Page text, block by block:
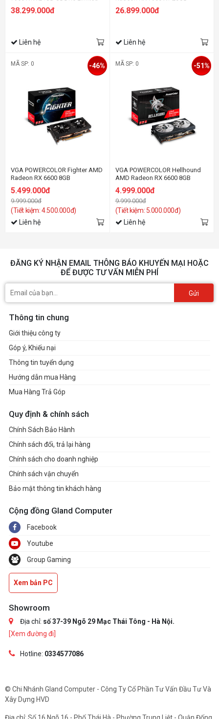
38.299.000đ
Liên hệ
26.899.000đ
Liên hệ
MÃ SP: 0
VGA POWERCOLOR Fighter AMD
Radeon RX 6600 8GB
5.499.000đ
9.999.000đ
(Tiết kiệm: 4.500.000đ)
-46%
Liên hệ
MÃ SP: 0
VGA POWERCOLOR Hellhound
AMD Radeon RX 6600 8GB
4.999.000đ
9.999.000đ
(Tiết kiệm: 5.000.000đ)
-51%
Liên hệ
ĐĂNG KÝ NHẬN EMAIL THÔNG BÁO KHUYẾN MẠI HOẶC
ĐỂ ĐƯỢC TƯ VẤN MIỄN PHÍ
Gửi
Thông tin chung
Giới thiệu công ty
Góp ý, Khiếu nại
Thông tin tuyển dụng
Hướng dẫn mua Hàng
Mua Hàng Trả Góp
Quy định & chính sách
Chính Sách Bảo Hành
Chính sách đổi, trả lại hàng
Chính sách cho doanh nghiệp
Chính sách vận chuyển
Bảo mật thông tin khách hàng
Cộng đồng Gland Computer
Facebook
Youtube
Group Gaming
Xem bản PC
Showroom
Địa chỉ: số 37-39 Ngõ 29 Mạc Thái Tông - Hà Nội.
[Xem đường đi]
Hotline: 0334577086
© Chi Nhánh Gland Computer - Công Ty Cổ Phần Tư Vấn Đầu Tư Và
Xây Dựng HVD